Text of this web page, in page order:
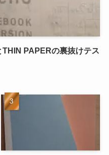
THIN PAPERの裏抜けテス